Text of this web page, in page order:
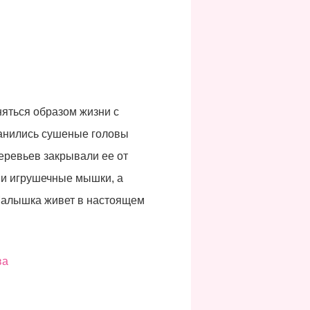
образом жизни с
сушеные головы
закрывали ее от
игрушечные мышки, а
живет в настоящем